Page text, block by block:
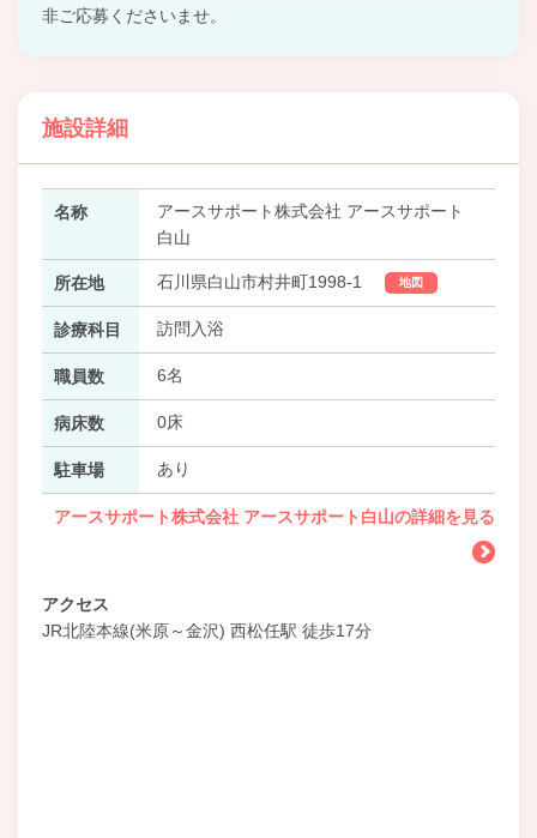
非ご応募くださいませ。
施設詳細
名称
アースサポート株式会社 アースサポート
白山
所在地 石川県白山市村井町1998-1 地図
診療科目 訪問入浴
職員数 6名
病床数 0床
駐車場 あり
アースサポート株式会社 アースサポート白山の詳細を見る
アクセス
JR北陸本線(米原～金沢) 西松任駅 徒歩17分